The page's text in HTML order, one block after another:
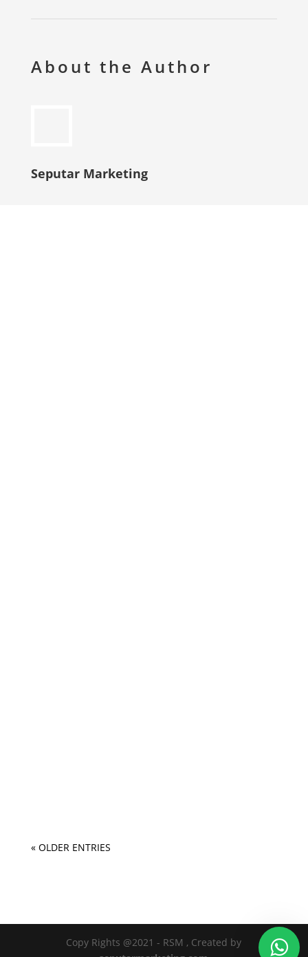
About the Author
Seputar Marketing
« OLDER ENTRIES
Copy Rights @2021 - RSM , Created by